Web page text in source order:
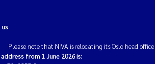
Please note that NIVA is relocating its Oslo head
from 1 June 2026 is: